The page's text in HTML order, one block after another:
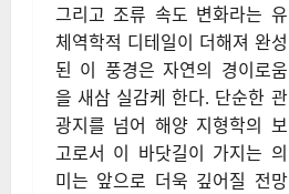
그리고 조류 속도 변화라는 유
체역학적 디테일이 더해져 완성
된 이 풍경은 자연의 경이로움
을 새삼 실감케 한다. 단순한 관
광지를 넘어 해양 지형학의 보
고로서 이 바닷길이 가지는 의
미는 앞으로 더욱 깊어질 전망